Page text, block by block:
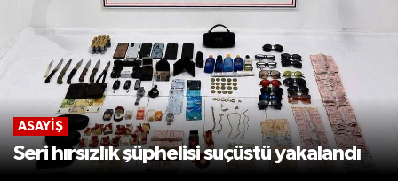
yakalandı
ASAYIŞ
Domuz sanıp ateş etti,
ölümüne neden oldu